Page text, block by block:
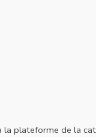
plateforme de la